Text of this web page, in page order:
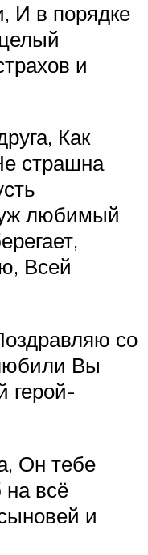
И в порядке
и
Как
страшна
любимый
Всей
со
Вы
герой-
Он тебе
на всё
и